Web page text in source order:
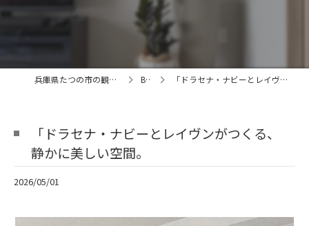
兵庫県たつの市の観葉植物ならbarrel plants BLOG 「ドラセナ・ナビーとレイヴンがつくる、静かに美しい空間。
「ドラセナ・ナビーとレイヴンがつくる、
静かに美しい空間。
2026/05/01